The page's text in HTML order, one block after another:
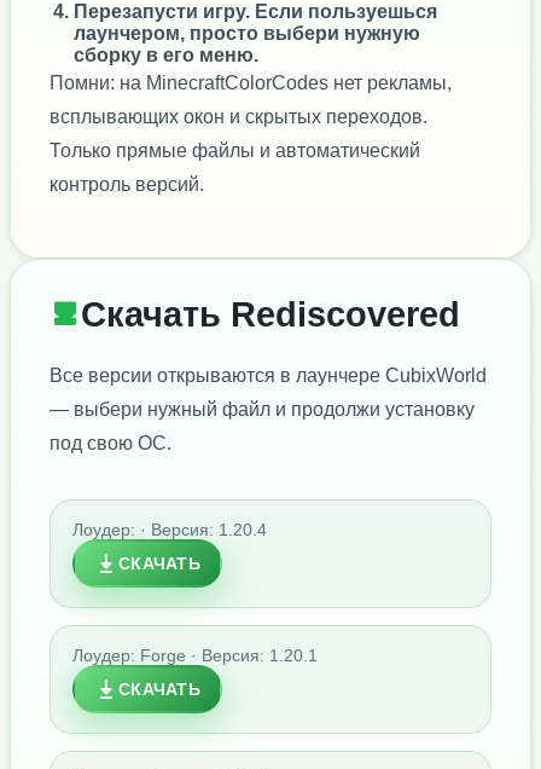
Перезапусти игру. Если пользуешься
лаунчером, просто выбери нужную
сборку в его меню.
Помни: на MinecraftColorCodes нет рекламы,
всплывающих окон и скрытых переходов.
Только прямые файлы и автоматический
контроль версий.
Скачать Rediscovered
Все версии открываются в лаунчере CubixWorld
— выбери нужный файл и продолжи установку
под свою ОС.
Лоудер: · Версия: 1.20.4
СКАЧАТЬ
Лоудер: Forge · Версия: 1.20.1
СКАЧАТЬ